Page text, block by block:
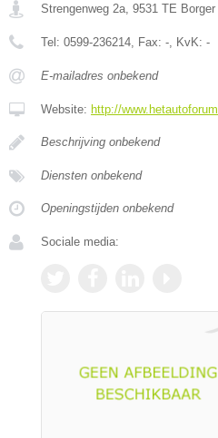
Strengenweg 2a 9531 TE Borger
Tel: 0599-236214 , Fax: - , KvK: -
E-mailadres onbekend
Website: http://
Beschrijving onbekend
Diensten onbekend
Openingstijden onbekend
Sociale media: